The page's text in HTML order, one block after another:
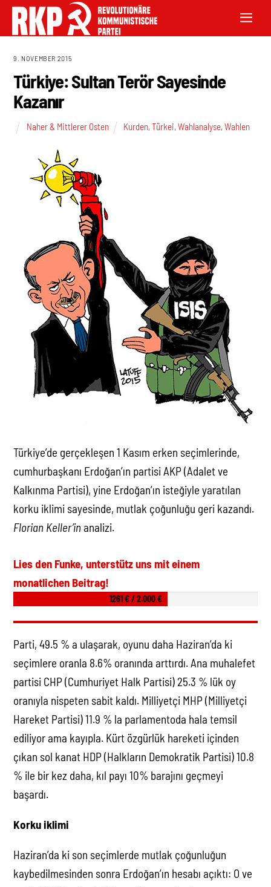
9. NOVEMBER 2015
Türkiye: Sultan Terör Sayesinde
Kazanır
Naher & Mittlerer Osten Kurden,Türkei,Wahlanalyse,Wahlen
Türkiye’de gerçekleşen 1 Kasım erken seçimlerinde,
cumhurbaşkanı Erdoğan’ın partisi AKP (Adalet ve
Kalkınma Partisi), yine Erdoğan’ın isteğiyle yaratılan
korku iklimi sayesinde, mutlak çoğunluğu geri kazandı.
Florian Keller’inanalizi.
Lies den Funke, unterstütz uns mit einem
monatlichen Beitrag!
1261 € / 2.000 €
Parti, 49.5 % a ulaşarak, oyunu daha Haziran’da ki
seçimlere oranla 8.6% oranında arttırdı. Ana muhalefet
partisi CHP (Cumhuriyet Halk Partisi) 25.3 % lük oy
oranıyla nispeten sabit kaldı. Milliyetçi MHP (Milliyetçi
Hareket Partisi) 11.9 % la parlamentoda hala temsil
ediliyor ama kayıpla. Kürt özgürlük hareketi içinden
çıkan sol kanat HDP (Halkların Demokratik Partisi) 10.8
% ile bir kez daha, kıl payı 10% barajını geçmeyi
başardı.
Korku iklimi
Haziran’da ki son seçimlerde mutlak çoğunluğun
kaybedilmesinden sonra Erdoğan’ın hesabı açıktı: O ve